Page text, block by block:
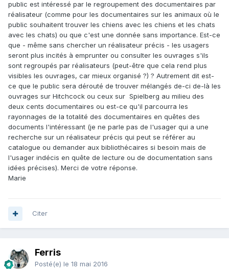
public est intéressé par le regroupement des documentaires par
réalisateur (comme pour les documentaires sur les animaux où le
public souhaitent trouver les chiens avec les chiens et les chats
avec les chats) ou que c'est une donnée sans importance. Est-ce
que - même sans chercher un réalisateur précis - les usagers
seront plus incités à emprunter ou consulter les ouvrages s'ils
sont regroupés par réalisateurs (peut-être que cela rend plus
visibles les ouvrages, car mieux organisé ?) ? Autrement dit est-
ce que le public sera dérouté de trouver mélangés de-ci de-là les
ouvrages sur Hitchcock ou ceux sur Spielberg au milieu des
deux cents documentaires ou est-ce qu'il parcourra les
rayonnages de la totalité des documentaires en quêtes des
documents l'intéressant (je ne parle pas de l'usager qui a une
recherche sur un réalisateur précis qui peut se référer au
catalogue ou demander aux bibliothécaires si besoin mais de
l'usager indécis en quête de lecture ou de documentation sans
idées précises). Merci de votre réponse.
Marie
Citer
Ferris
Posté(e) le 18 mai 2016